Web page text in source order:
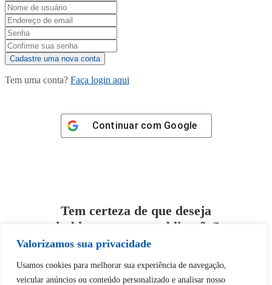
Valorizamos sua privacidade
Usamos cookies para melhorar sua experiência de navegação,
veicular anúncios ou conteúdo personalizado e analisar nosso
Tem uma conta? Faça login aqui
Continuar com Google
Tem certeza de que deseja
desbloquear esta publicação?
Desbloquear esquerda : 0